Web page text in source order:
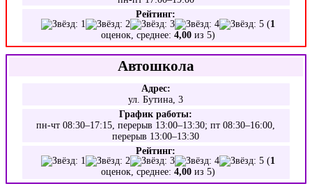
Рейтинг:
(1
оценок, среднее:4,00 из 5)
Автошкола
Адрес:
ул. Бутина, 3
График работы:
пн-чт 08:30–17:15, перерыв 13:00–13:30; пт 08:30–16:00,
перерыв 13:00–13:30
Рейтинг:
(1
оценок, среднее:4,00 из 5)